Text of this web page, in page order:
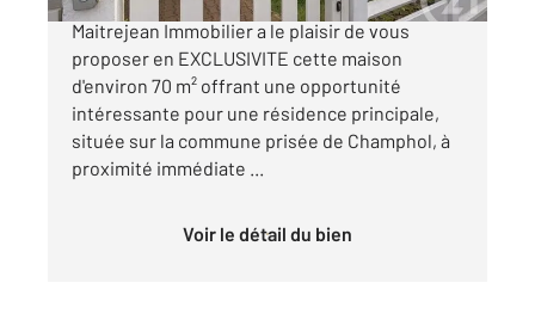
Maitrejean Immobilier a le plaisir de vous
proposer en EXCLUSIVITE cette maison
d'environ 70 m² offrant une opportunité
intéressante pour une résidence principale,
située sur la commune prisée de Champhol, à
proximité immédiate ...
Voir le détail du bien